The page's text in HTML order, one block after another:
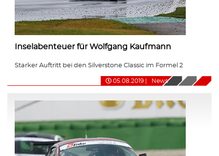
Inselabenteuer für Wolfgang Kaufmann
Starker Auftritt bei den Silverstone Classic im Formel 2
05.08.2019 News